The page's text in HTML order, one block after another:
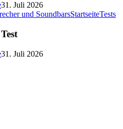
31. Juli 2026
und SoundbarsStartseiteTests
31. Juli 2026